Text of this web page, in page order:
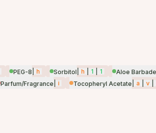
PEG-8 h Sorbitol h 1 1 Aloe
Parfum/Fragrance i Tocopheryl Acetate a v